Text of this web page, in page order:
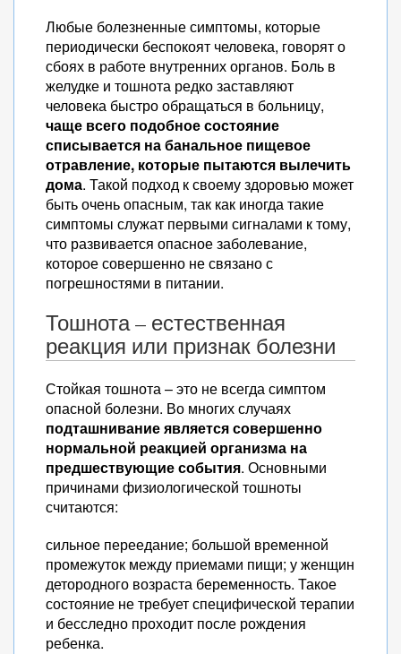
Любые болезненные симптомы, которые
периодически беспокоят человека, говорят о
сбоях в работе внутренних органов. Боль в
желудке и тошнота редко заставляют
человека быстро обращаться в больницу,
чаще всего подобное состояние
списывается на банальное пищевое
отравление, которые пытаются вылечить
дома. Такой подход к своему здоровью может
быть очень опасным, так как иногда такие
симптомы служат первыми сигналами к тому,
что развивается опасное заболевание,
которое совершенно не связано с
погрешностями в питании.
Тошнота – естественная
реакция или признак болезни
Стойкая тошнота – это не всегда симптом
опасной болезни. Во многих случаях
подташнивание является совершенно
нормальной реакцией организма на
предшествующие события. Основными
причинами физиологической тошноты
считаются:
сильное переедание; большой временной
промежуток между приемами пищи; у женщин
детородного возраста беременность. Такое
состояние не требует специфической терапии
и бесследно проходит после рождения
ребенка.